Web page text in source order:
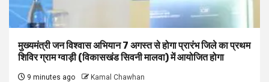
मुख्यमंत्री जन विश्वास अभियान 7 अगस्त से होगा प्रारंभ जिले का प्रथम
शिविर ग्राम ग्वाड़ी (विकासखंड सिवनी मालवा) में आयोजित होगा
9 minutes ago Kamal Chawhan